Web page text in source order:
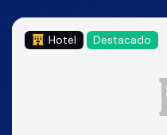
Hotel Destacado